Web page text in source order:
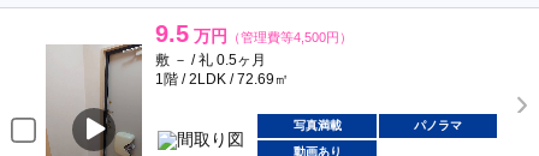
9.5 万円 （管理費等4,500円）
敷 － / 礼 0.5ヶ月
1階 / 2LDK / 72.69㎡
写真満載
パノラマ
動画あり